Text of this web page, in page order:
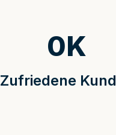
Zufriedene
0K